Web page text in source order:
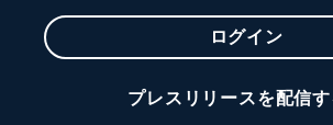
ログイン
プレスリリースを配信す